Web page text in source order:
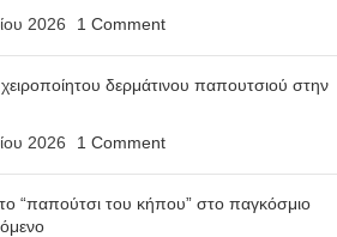
2026
1 Comment
δερμάτινου παπουτσιού στην
2026
1 Comment
“παπούτσι του κήπου” στο παγκόσμιο